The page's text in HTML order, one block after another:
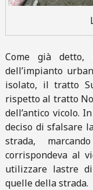
Come già detto,
dell’impianto
isolato, il tratto
rispetto al tratto
dell’antico vicolo.
deciso di sfalsare
strada,
corrispondeva al
utilizzare lastre
quelle della strada.